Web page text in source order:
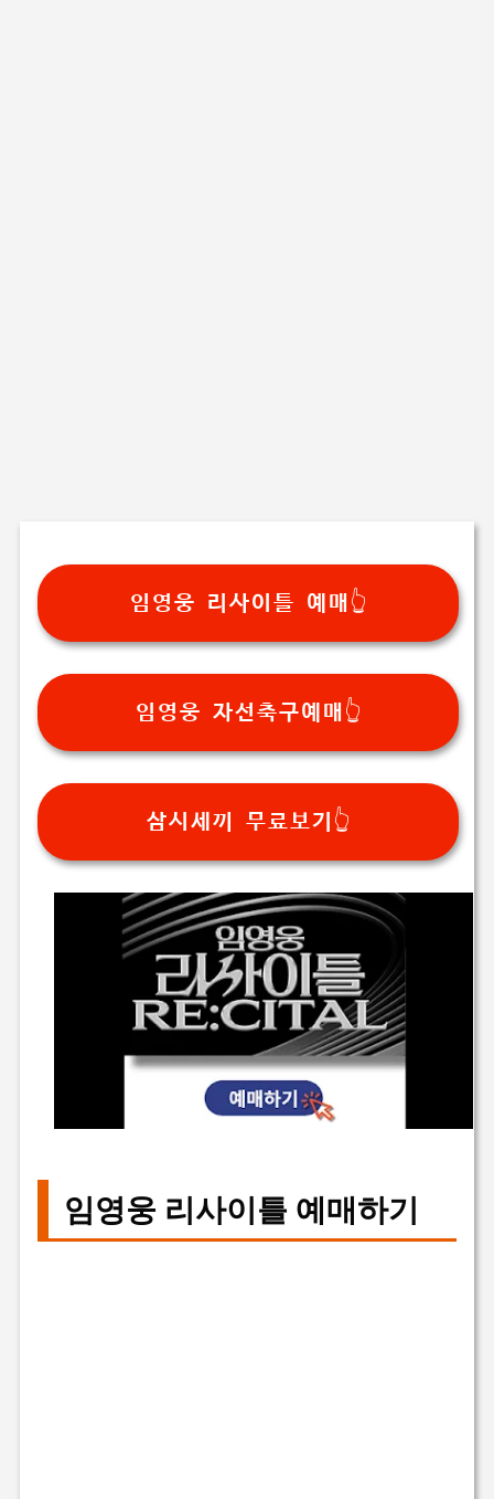
임영웅 리사이틀 예매👆
임영웅 자선축구예매👆
삼시세끼 무료보기👆
임영웅 리사이틀 예매하기